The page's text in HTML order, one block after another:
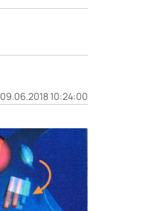
09.06.2018 10:24:00